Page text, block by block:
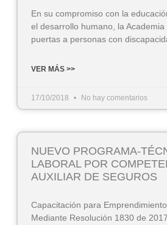
En su compromiso con la
el desarrollo humano, la
puertas a personas con
VER MÁS >>
17/10/2018 No hay comentarios
NUEVO PROGRAMA-
LABORAL POR
AUXILIAR DE SEGUROS
Capacitación para
Mediante Resolución 1830 de